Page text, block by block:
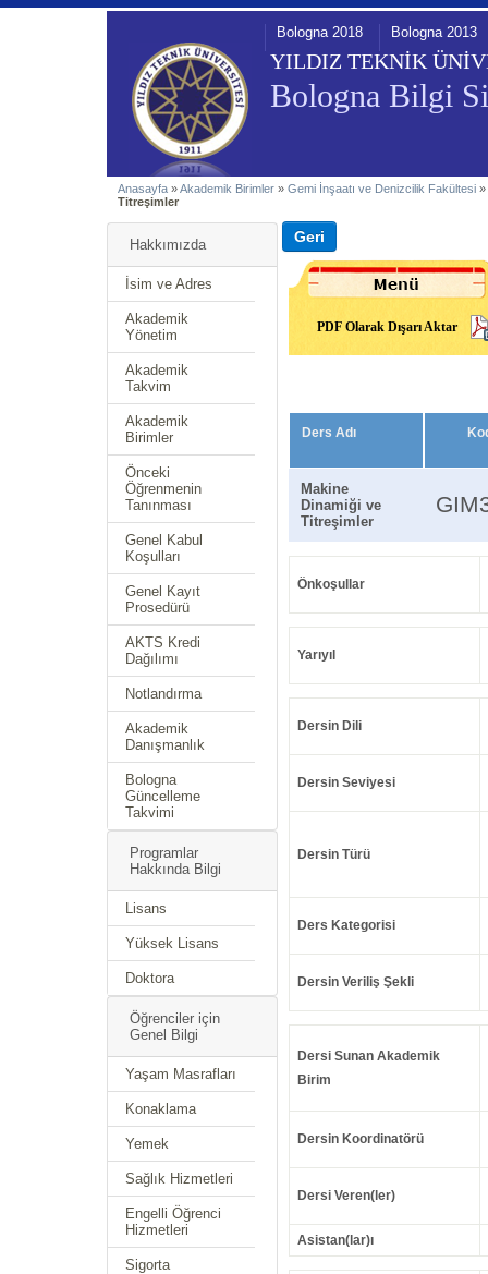
YILDIZ TEKNİK
Bologna Bilgi
Bologna 2018 Bologna 2013
Anasayfa »Akademik Birimler » Gemi İnşaatı ve Denizcilik Fakültesi »
Titreşimler
Hakkımızda
İsim ve Adres
Akademik
Yönetim
Akademik
Takvim
Akademik
Birimler
Önceki
Öğrenmenin
Tanınması
Genel Kabul
Koşulları
Genel Kayıt
Prosedürü
AKTS Kredi
Dağılımı
Notlandırma
Akademik
Danışmanlık
Bologna
Güncelleme
Takvimi
Programlar
Hakkında Bilgi
Lisans
Yüksek Lisans
Doktora
Öğrenciler için
Genel Bilgi
Yaşam Masrafları
Konaklama
Yemek
Sağlık Hizmetleri
Engelli Öğrenci
Hizmetleri
Sigorta
PDF Olarak Dışarı Aktar
Ders Adı
Makine
Dinamiği ve
Titreşimler
Önkoşullar
Yarıyıl
Dersin Dili
Dersin Seviyesi
Dersin Türü
Ders Kategorisi
Dersin Veriliş Şekli
Dersi Sunan Akademik
Birim
Dersin Koordinatörü
Dersi Veren(ler)
Asistan(lar)ı